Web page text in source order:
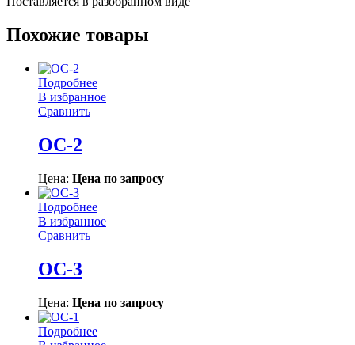
Похожие товары
Подробнее
В избранное
Сравнить
ОС-2
Цена: Цена по запросу
Подробнее
В избранное
Сравнить
ОС-3
Цена: Цена по запросу
Подробнее